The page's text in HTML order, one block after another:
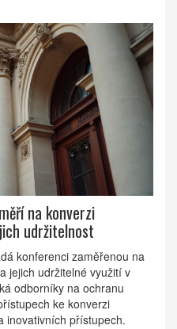
na konverzi
udržitelnost
konferenci zaměřenou na
jejich udržitelné využití v
odborníky na ochranu
ke konverzi
inovativních přístupech.